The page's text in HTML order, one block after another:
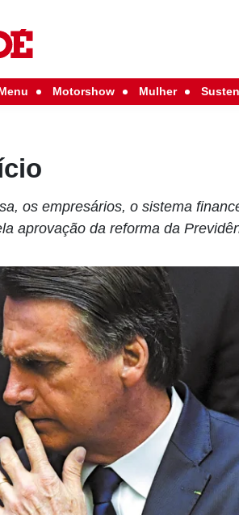
Motorshow Mulher
os empresários, o sistema
aprovação da reforma da